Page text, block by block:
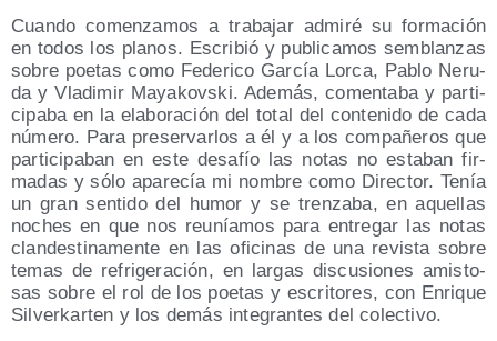
Cuan­do comen­za­mos a tra­ba­jar admi­ré su for­ma­ción
en todos los pla­nos. Escri­bió y publi­ca­mos sem­blan­zas
sobre poe­tas como Fede­ri­co Gar­cía Lor­ca, Pablo Neru­
da y Vla­di­mir Maya­kovs­ki. Ade­más, comen­ta­ba y par­ti­
ci­pa­ba en la ela­bo­ra­ción del total del con­te­ni­do de cada
núme­ro. Para pre­ser­var­los a él y a los com­pa­ñe­ros que
par­ti­ci­pa­ban en este desa­fío las notas no esta­ban fir­
ma­das y sólo apa­re­cía mi nom­bre como Direc­tor. Tenía
un gran sen­ti­do del humor y se tren­za­ba, en aque­llas
noches en que nos reu­nía­mos para entre­gar las notas
clan­des­ti­na­men­te en las ofi­ci­nas de una revis­ta sobre
temas de refri­ge­ra­ción, en lar­gas dis­cu­sio­nes amis­to­
sas sobre el rol de los poe­tas y escri­to­res, con Enri­que
Sil­ver­kar­ten y los demás inte­gran­tes del colectivo.